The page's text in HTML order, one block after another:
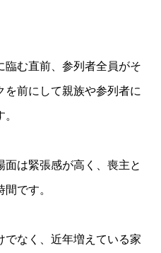
む直前、参列者全員がそ
前にして親族や参列者に
は緊張感が高く、喪主と
です。
でなく、近年増えている家